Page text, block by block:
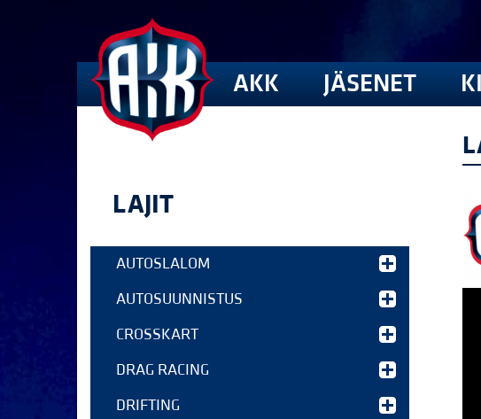
AKK JÄSENET
LAJIT
AUTOSLALOM
AUTOSUUNNISTUS
CROSSKART
DRAG RACING
DRIFTING